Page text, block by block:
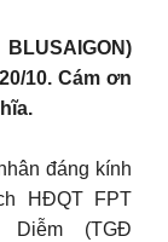
10. Cám ơn
đáng kính
HĐQT FPT
Diễm (TGĐ